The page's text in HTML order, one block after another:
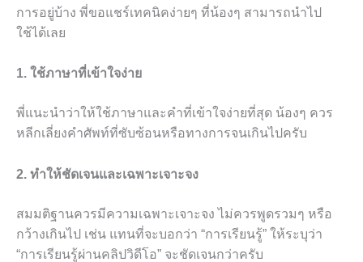
การอยู่บ้าง พี่ขอแชร์เทคนิคง่ายๆ ที่น้องๆ สามารถนำไป
ใช้ได้เลย
1. ใช้ภาษาที่เข้าใจง่าย
พี่แนะนำว่าให้ใช้ภาษาและคำที่เข้าใจง่ายที่สุด น้องๆ ควร
หลีกเลี่ยงคำศัพท์ที่ซับซ้อนหรือทางการจนเกินไปครับ
2. ทำให้ชัดเจนและเฉพาะเจาะจง
สมมติฐานควรมีความเฉพาะเจาะจง ไม่ควรพูดรวมๆ หรือ
กว้างเกินไป เช่น แทนที่จะบอกว่า “การเรียนรู้” ให้ระบุว่า
“การเรียนรู้ผ่านคลิปวิดีโอ” จะชัดเจนกว่าครับ